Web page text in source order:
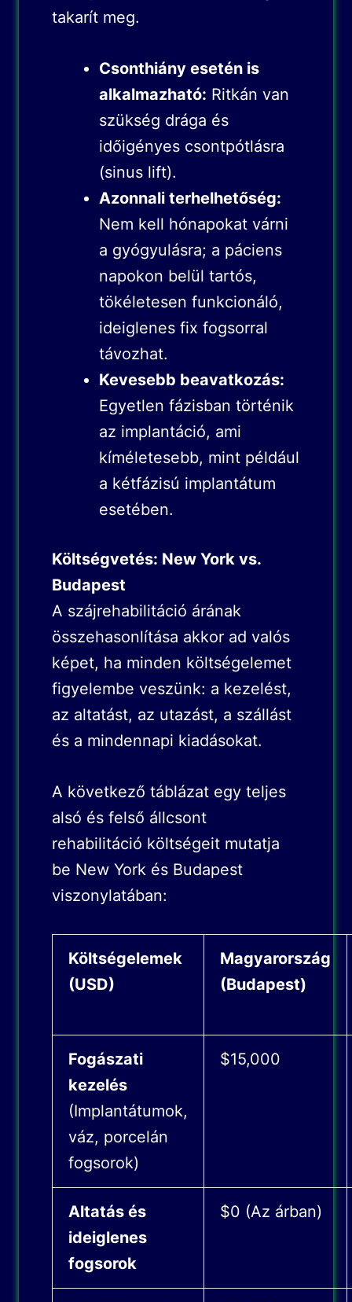
takarít meg.
Csonthiány esetén is
alkalmazható: Ritkán van
szükség drága és
időigényes csontpótlásra
(sinus lift).
Azonnali terhelhetőség:
Nem kell hónapokat várni
a gyógyulásra; a páciens
napokon belül tartós,
tökéletesen funkcionáló,
ideiglenes fix fogsorral
távozhat.
Kevesebb beavatkozás:
Egyetlen fázisban történik
az implantáció, ami
kíméletesebb, mint például
a kétfázisú implantátum
esetében.
Költségvetés: New York vs.
Budapest
A szájrehabilitáció árának
összehasonlítása akkor ad valós
képet, ha minden költségelemet
figyelembe veszünk: a kezelést,
az altatást, az utazást, a szállást
és a mindennapi kiadásokat.
A következő táblázat egy teljes
alsó és felső állcsont
rehabilitáció költségeit mutatja
be New York és Budapest
viszonylatában:
Költségelemek
(USD)
Magyarország
(Budapest)
Fogászati
kezelés
(Implantátumok,
váz, porcelán
fogsorok)
$15,000
Altatás és
ideiglenes
fogsorok
$0 (Az árban)